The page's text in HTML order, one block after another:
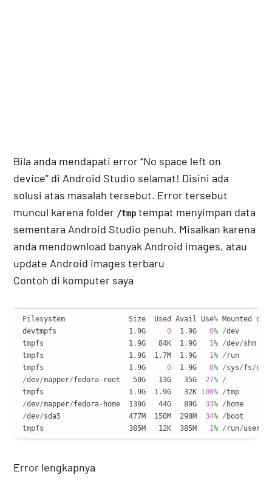
Bila anda mendapati error “No space left on
device” di Android Studio selamat! Disini ada
solusi atas masalah tersebut. Error tersebut
muncul karena folder /tmp tempat menyimpan data
sementara Android Studio penuh. Misalkan karena
anda mendownload banyak Android images, atau
update Android images terbaru
Contoh di komputer saya
Filesystem               Size  Used Avail Use% Mounted on
devtmpfs                 1.9G 0
  1
.9G 0% /dev
tmpfs                    1.9G   84K  1.9G 1% /dev/shm
tmpfs                    1.9G  1.7M  1.9G 1% /run
tmpfs                    1.9G 0
  1
.9G 0% /sys/fs/
/dev/mapper/fedora- root   50G   13G   35G 27% /
tmpfs                    1.9G  1.9G   32K 100% /
/dev/mapper/fedora- home  139G   44G   89G 33% /
/dev/sda5                477M  150M  298M 34% /boot
tmpfs                    385M   12K  385M 1% /run/user
Error lengkapnya